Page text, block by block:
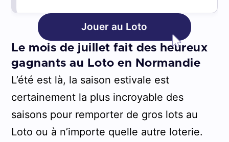
Jouer au Loto
Le mois de juillet fait des heureux
gagnants au Loto en Normandie
L’été est là, la saison estivale est
certainement la plus incroyable des
saisons pour remporter de gros lots au
Loto ou à n’importe quelle autre loterie.